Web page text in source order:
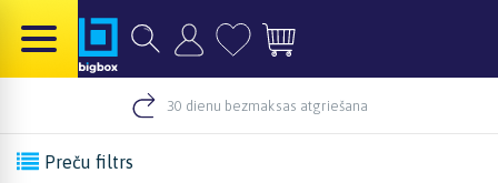
30 dienu bezmaksas atgriešana
Preču filtrs